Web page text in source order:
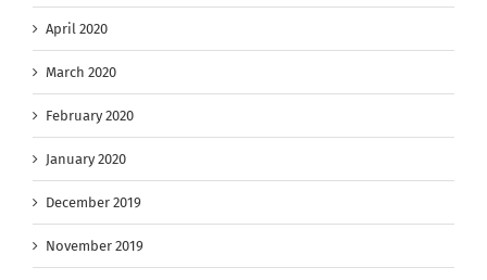
April 2020
March 2020
February 2020
January 2020
December 2019
November 2019